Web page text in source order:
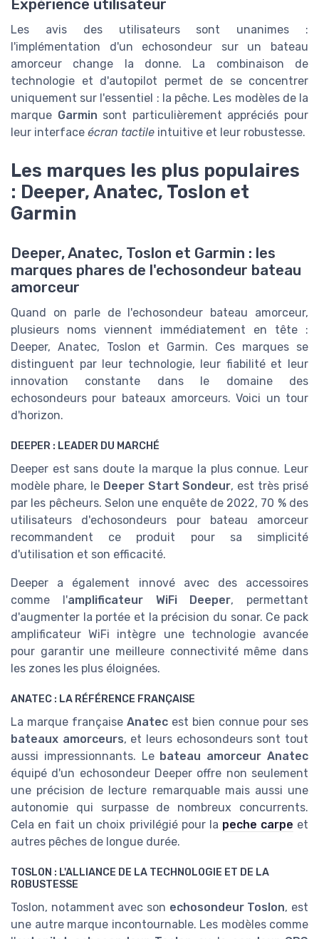
Expérience utilisateur
Les avis des utilisateurs sont unanimes :
l'implémentation d'un echosondeur sur un bateau
amorceur change la donne. La combinaison de
technologie et d'autopilot permet de se concentrer
uniquement sur l'essentiel : la pêche. Les modèles de la
marque Garmin sont particulièrement appréciés pour
leur interface écran tactile intuitive et leur robustesse.
Les marques les plus populaires
: Deeper, Anatec, Toslon et
Garmin
Deeper, Anatec, Toslon et Garmin : les
marques phares de l'echosondeur bateau
amorceur
Quand on parle de l'echosondeur bateau amorceur,
plusieurs noms viennent immédiatement en tête :
Deeper, Anatec, Toslon et Garmin. Ces marques se
distinguent par leur technologie, leur fiabilité et leur
innovation constante dans le domaine des
echosondeurs pour bateaux amorceurs. Voici un tour
d'horizon.
DEEPER : LEADER DU MARCHÉ
Deeper est sans doute la marque la plus connue. Leur
modèle phare, le Deeper Start Sondeur, est très prisé
par les pêcheurs. Selon une enquête de 2022, 70 % des
utilisateurs d'echosondeurs pour bateau amorceur
recommandent ce produit pour sa simplicité
d'utilisation et son efficacité.
Deeper a également innové avec des accessoires
comme l'amplificateur WiFi Deeper, permettant
d'augmenter la portée et la précision du sonar. Ce pack
amplificateur WiFi intègre une technologie avancée
pour garantir une meilleure connectivité même dans
les zones les plus éloignées.
ANATEC : LA RÉFÉRENCE FRANÇAISE
La marque française Anatec est bien connue pour ses
bateaux amorceurs, et leurs echosondeurs sont tout
aussi impressionnants. Le bateau amorceur Anatec
équipé d'un echosondeur Deeper offre non seulement
une précision de lecture remarquable mais aussi une
autonomie qui surpasse de nombreux concurrents.
Cela en fait un choix privilégié pour la peche carpe et
autres pêches de longue durée.
TOSLON : L'ALLIANCE DE LA TECHNOLOGIE ET DE LA
ROBUSTESSE
Toslon, notamment avec son echosondeur Toslon, est
une autre marque incontournable. Les modèles comme